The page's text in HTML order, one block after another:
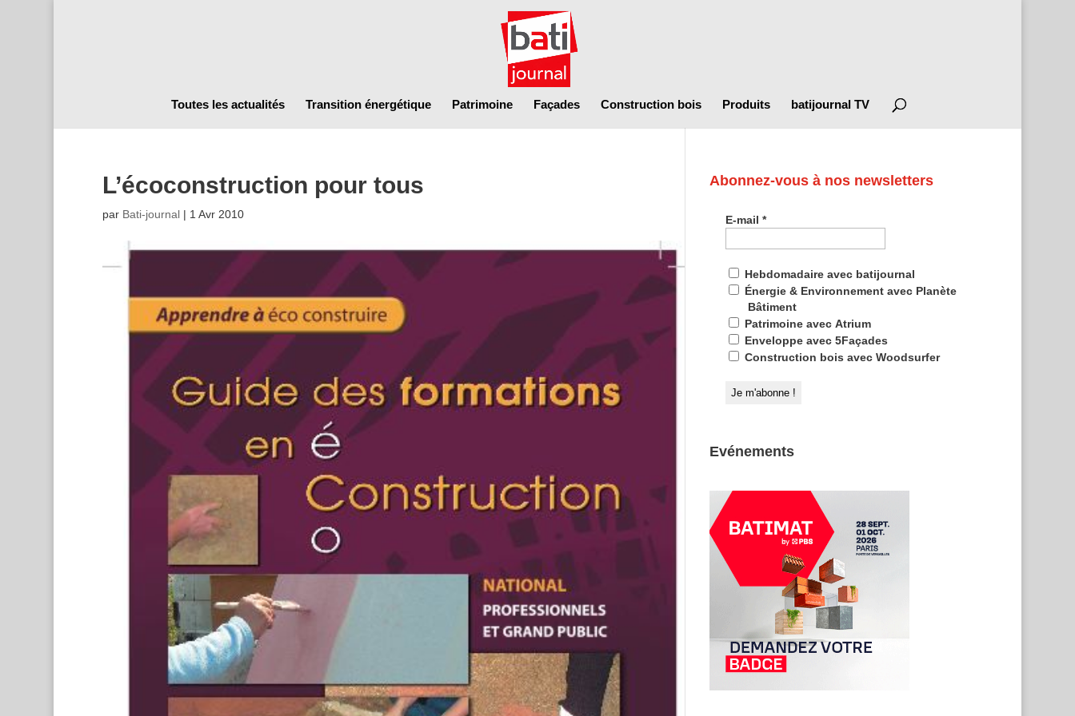
Toutes les actualités Transition énergétique Patrimoine Façades Construction bois Produits batijournal TV
L’écoconstruction pour tous
par Bati-journal| 1 Avr 2010
Abonnez-vous à nos newsletters
E-mail*
Hebdomadaire avec batijournal
Énergie & Environnement avec Planète
Bâtiment
Patrimoine avec Atrium
Enveloppe avec 5Façades
Construction bois avec Woodsurfer
Evénements